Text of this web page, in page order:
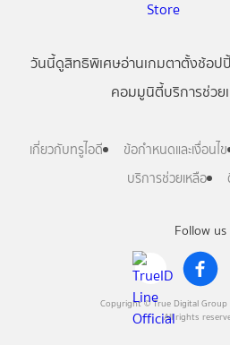
Follow us
Copyright © True Digital Group
All rights
วันนี้ดูสิทธิพิเศษอ่านเกมตาตั้งช้อป
คอมมูนิตี้บริการช่วย
เกี่ยวกับทรูไอดี ข้อกำหนดและเงื่อนไข
บริการช่วยเหลือ